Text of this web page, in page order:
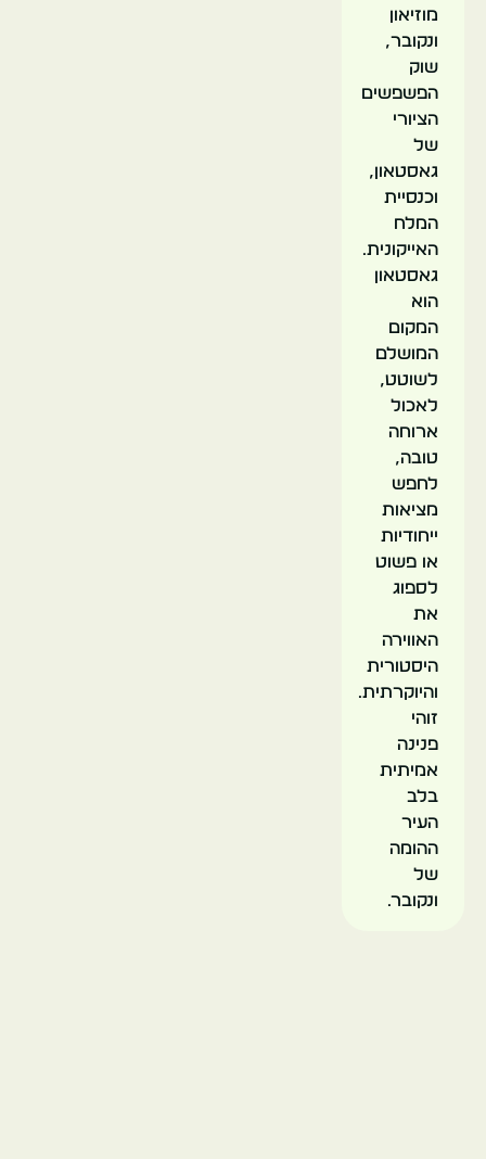
מוזיאון
ונקובר,
שוק
הפשפשים
הציורי
של
גאסטאון,
וכנסיית
המלח
האייקונית.
גאסטאון
הוא
המקום
המושלם
לשוטט,
לאכול
ארוחה
טובה,
לחפש
מציאות
ייחודיות
או פשוט
לספוג
את
האווירה
היסטורית
והיוקרתית.
זוהי
פנינה
אמיתית
בלב
העיר
ההומה
של
ונקובר.